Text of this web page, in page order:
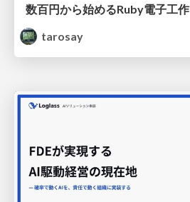
数百円から始めるRuby電子工作
tarosay